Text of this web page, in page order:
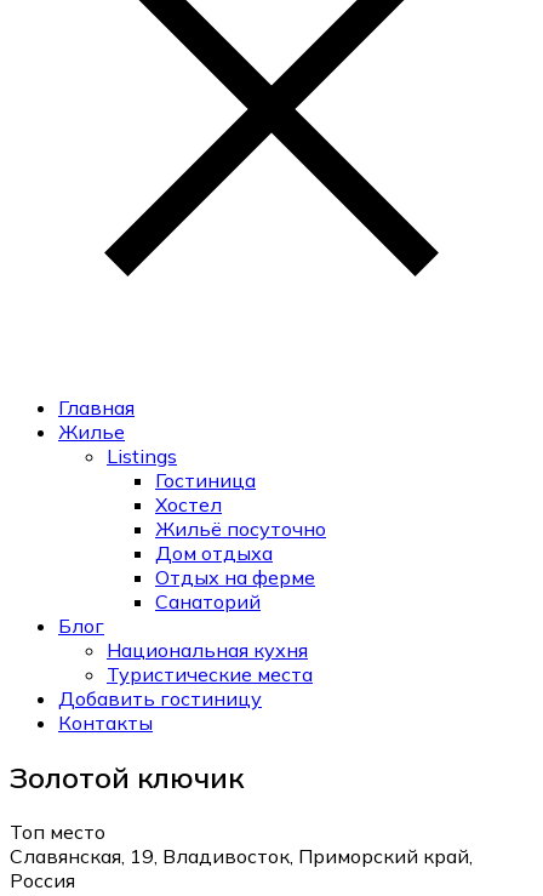
Главная
Жилье
Listings
Гостиница
Хостел
Жильё посуточно
Дом отдыха
Отдых на ферме
Санаторий
Блог
Национальная кухня
Туристические места
Добавить гостиницу
Контакты
Золотой ключик
Топ место
Славянская, 19, Владивосток, Приморский край,
Россия